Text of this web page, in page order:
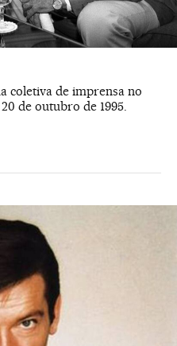
coletiva de imprensa no
de outubro de 1995.